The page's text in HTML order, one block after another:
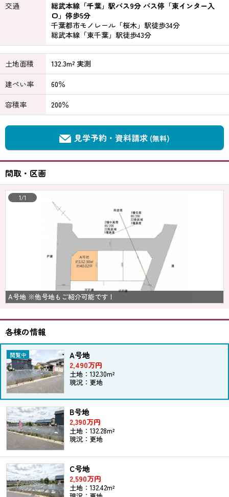
交通
総武本線「千葉」駅バス9分 バス停「東インター入
口」停歩5分
千葉都市モノレール「桜木」駅徒歩34分
総武本線「東千葉」駅徒歩43分
土地面積
132.3m² 実測
建ぺい率
60％
容積率
200％
見学予約・資料請求 (無料)
間取・区画
A号地 ※他号地もご紹介可能です！
1/1
各棟の情報
A号地
2,490万円
土地：132.30m²
現況：更地
B号地
2,390万円
土地：132.28m²
現況：更地
C号地
2,590万円
土地：132.42m²